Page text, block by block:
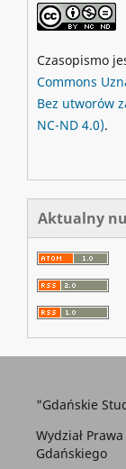
Czasopismo
Commons
Bez utworów
NC-ND 4.0).
Aktualny
"Gdańskie
Wydział
Gdańskiego